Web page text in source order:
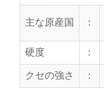
主な原産国 ：
硬度 ：
クセの強さ ：